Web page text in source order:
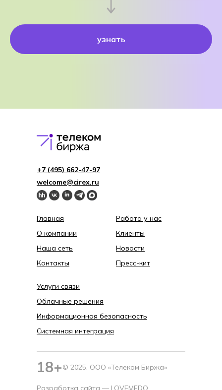
узнать
Главная
О компании
Наша сеть
Контакты
Работа у нас
Клиенты
Новости
Пресс-кит
welcome@cirex.ru
+7 (495) 662-4 7-97
18+© 2025. ООО «Телеком Биржа»
Разработка сайта — LOVEMEDO
Услуги связи
Облачные решения
Информационная безопасность
Системная интеграция